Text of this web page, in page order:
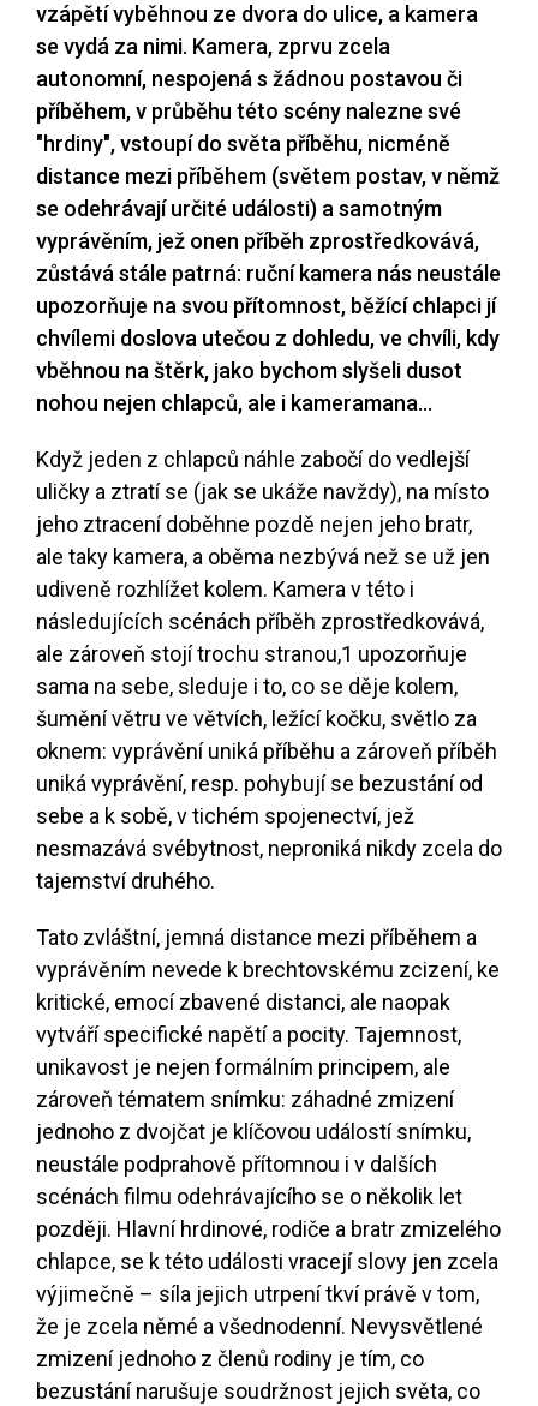
vzápětí vyběhnou ze dvora do ulice, a kamera
se vydá za nimi. Kamera, zprvu zcela
autonomní, nespojená s žádnou postavou či
příběhem, v průběhu této scény nalezne své
"hrdiny", vstoupí do světa příběhu, nicméně
distance mezi příběhem (světem postav, v němž
se odehrávají určité události) a samotným
vyprávěním, jež onen příběh zprostředkovává,
zůstává stále patrná: ruční kamera nás neustále
upozorňuje na svou přítomnost, běžící chlapci jí
chvílemi doslova utečou z dohledu, ve chvíli, kdy
vběhnou na štěrk, jako bychom slyšeli dusot
nohou nejen chlapců, ale i kameramana...
Když jeden z chlapců náhle zabočí do vedlejší
uličky a ztratí se (jak se ukáže navždy), na místo
jeho ztracení doběhne pozdě nejen jeho bratr,
ale taky kamera, a oběma nezbývá než se už jen
udiveně rozhlížet kolem. Kamera v této i
následujících scénách příběh zprostředkovává,
ale zároveň stojí trochu stranou,1 upozorňuje
sama na sebe, sleduje i to, co se děje kolem,
šumění větru ve větvích, ležící kočku, světlo za
oknem: vyprávění uniká příběhu a zároveň příběh
uniká vyprávění, resp. pohybují se bezustání od
sebe a k sobě, v tichém spojenectví, jež
nesmazává svébytnost, neproniká nikdy zcela do
tajemství druhého.
Tato zvláštní, jemná distance mezi příběhem a
vyprávěním nevede k brechtovskému zcizení, ke
kritické, emocí zbavené distanci, ale naopak
vytváří specifické napětí a pocity. Tajemnost,
unikavost je nejen formálním principem, ale
zároveň tématem snímku: záhadné zmizení
jednoho z dvojčat je klíčovou událostí snímku,
neustále podprahově přítomnou i v dalších
scénách filmu odehrávajícího se o několik let
později. Hlavní hrdinové, rodiče a bratr zmizelého
chlapce, se k této události vracejí slovy jen zcela
výjimečně – síla jejich utrpení tkví právě v tom,
že je zcela němé a všednodenní. Nevysvětlené
zmizení jednoho z členů rodiny je tím, co
bezustání narušuje soudržnost jejich světa, co